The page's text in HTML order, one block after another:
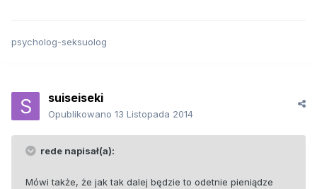
psycholog-seksuolog
suiseiseki
Opublikowano 13 Listopada 2014
rede napisał(a):
Mówi także, że jak tak dalej będzie to odetnie pieniądze